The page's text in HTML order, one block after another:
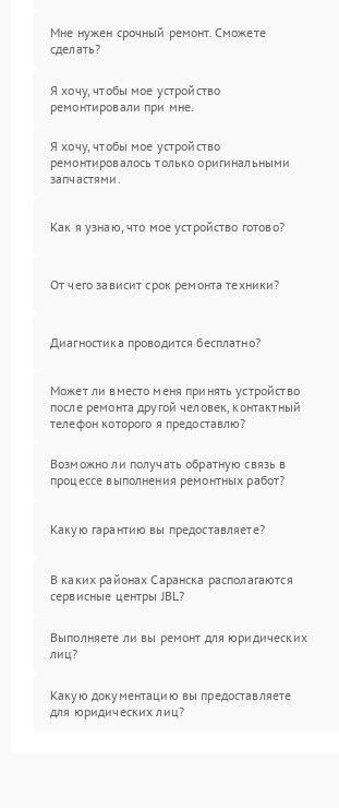
Мне нужен срочный ремонт. Сможете
сделать?
Я хочу, чтобы мое устройство
ремонтировали при мне.
Я хочу, чтобы мое устройство
ремонтировалось только оригинальными
запчастями.
Как я узнаю, что мое устройство готово?
От чего зависит срок ремонта техники?
Диагностика проводится бесплатно?
Может ли вместо меня принять устройство
после ремонта другой человек, контактный
телефон которого я предоставлю?
Возможно ли получать обратную связь в
процессе выполнения ремонтных работ?
Какую гарантию вы предоставляете?
В каких районах Саранска располагаются
сервисные центры JBL?
Выполняете ли вы ремонт для юридических
лиц?
Какую документацию вы предоставляете
для юридических лиц?